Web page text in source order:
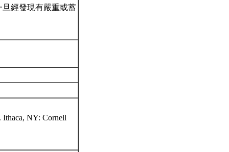
經發現有嚴重或蓄
Ithaca, NY: Cornell